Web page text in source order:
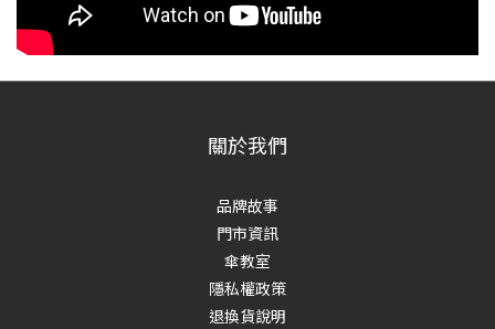
關於我們
品牌故事
門市資訊
傘教室
隱私權政策
退換貨說明